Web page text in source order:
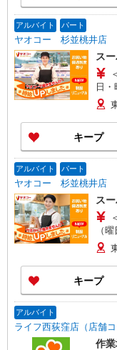
アルバイト パート
ヤオコー 杉並桃井店
ス
日
降
曜＋
時給
キープ
アルバイト パート
ヤオコー 杉並桃井店
ス
（
時
★土曜
迄：
降：
円
わせ
キープ
アルバイト
ライフ西荻窪店（店舗コ
作